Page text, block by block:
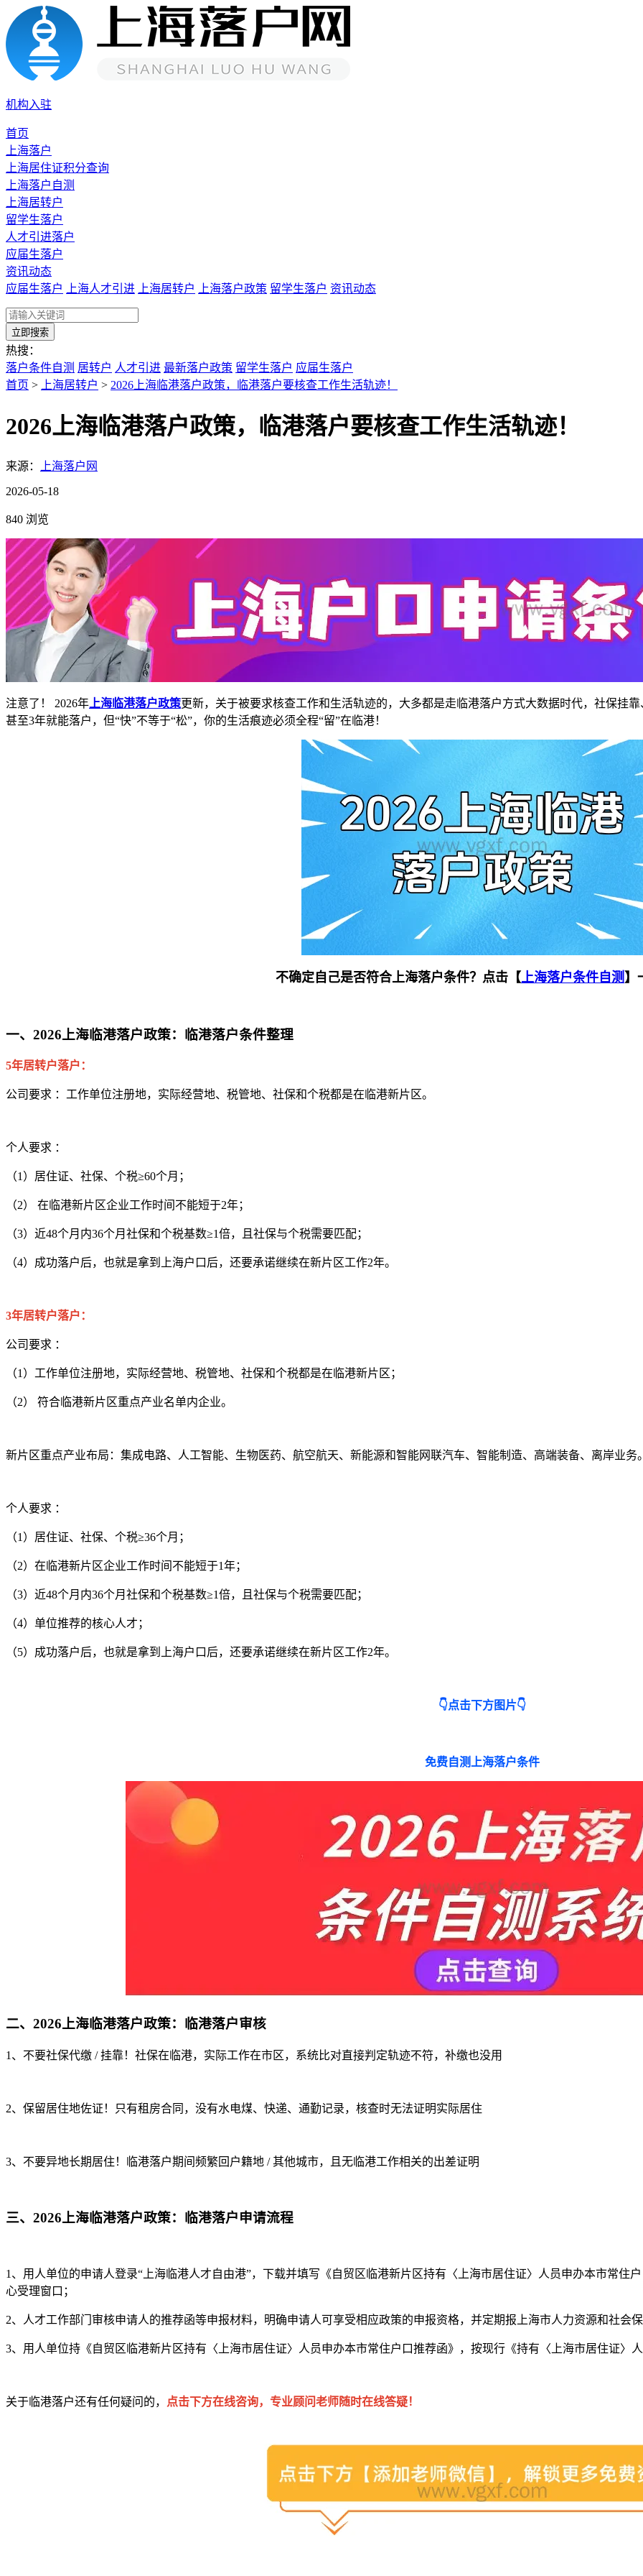
机构入驻
首页
上海落户
上海居住证积分查询
上海落户自测
上海居转户
留学生落户
人才引进落户
应届生落户
资讯动态
应届生落户
上海人才引进 上海居转户 上海落户政策 留学生落户 资讯动态
立即搜索
热搜：
落户条件自测 居转户 人才引进 最新落户政策 留学生落户 应届生落户
首页 > 上海居转户 > 2026上海临港落户政策，临港落户要核查工作生活轨迹！
2026上海临港落户政策，临港落户要核查工作生活轨迹！
来源： 上海落户网
2026-05-18
840 浏览
注意了！ 2026年 上海临港落户政策更新，关于被要求核查工作和生活轨迹的，大多都是走临港落户方式大数据时代，社保挂
甚至3年就能落户，但“快”不等于“松”，你的生活痕迹必须全程“留”在临港！
不确定自己是否符合上海落户条件？点击【 上海落户条件自测 】
一、2026上海临港落户政策：临港落户条件整理
5年居转户落户：
公司要求 ：工作单位注册地，实际经营地、税管地、社保和个税都是在临港新片区。
个人要求 ：
（1）居住证、社保、个税≥60个月；
（2） 在临港新片区企业工作时间不能短于2年；
（3）近48个月内36个月社保和个税基数≥1倍，且社保与个税需要匹配；
（4）成功落户后，也就是拿到上海户口后，还要承诺继续在新片区工作2年。
3年居转户落户：
公司要求 ：
（1）工作单位注册地，实际经营地、税管地、社保和个税都是在临港新片区；
（2） 符合临港新片区重点产业名单内企业。
新片区重点产业布局：集成电路、人工智能、生物医药、航空航天、新能源和智能网联汽车、智能制造、高端装备、离岸业务
个人要求 ：
（1）居住证、社保、个税≥36个月；
（2）在临港新片区企业工作时间不能短于1年；
（3）近48个月内36个月社保和个税基数≥1倍，且社保与个税需要匹配；
（4）单位推荐的核心人才；
（5）成功落户后，也就是拿到上海户口后，还要承诺继续在新片区工作2年。
👇点击下方图片👇
免费自测上海落户条件
二、2026上海临港落户政策：临港落户审核
1、不要社保代缴 / 挂靠！社保在临港，实际工作在市区，系统比对直接判定轨迹不符，补缴也没用
2、保留居住地佐证！只有租房合同，没有水电煤、快递、通勤记录，核查时无法证明实际居住
3、不要异地长期居住！临港落户期间频繁回户籍地 / 其他城市，且无临港工作相关的出差证明
三、2026上海临港落户政策：临港落户申请流程
1、用人单位的申请人登录“上海临港人才自由港”，下载并填写《自贸区临港新片区持有〈上海市居住证〉人员申办本市常住
心受理窗口；
2、人才工作部门审核申请人的推荐函等申报材料，明确申请人可享受相应政策的申报资格，并定期报上海市人力资源和社会
3、用人单位持《自贸区临港新片区持有〈上海市居住证〉人员申办本市常住户口推荐函》，按现行《持有〈上海市居住证〉
关于临港落户还有任何疑问的， 点击下方在线咨询，专业顾问老师随时在线答疑！